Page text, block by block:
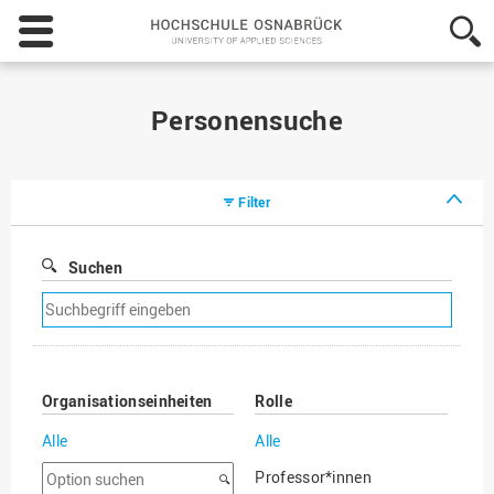
Hochschule
Osnabrück
-
Personensuche
Filter
Suchen
Suchfilter
entfernen
Organisationseinheiten
Alle
Option
Rolle
Alle
Professor*innen